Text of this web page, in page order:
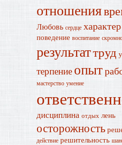
отношения
Любовь сердце характер
поведение воспитание
результаттруд
терпение опыт
мастерство умение
дисциплина отдых лень
осторожность
действие решительность